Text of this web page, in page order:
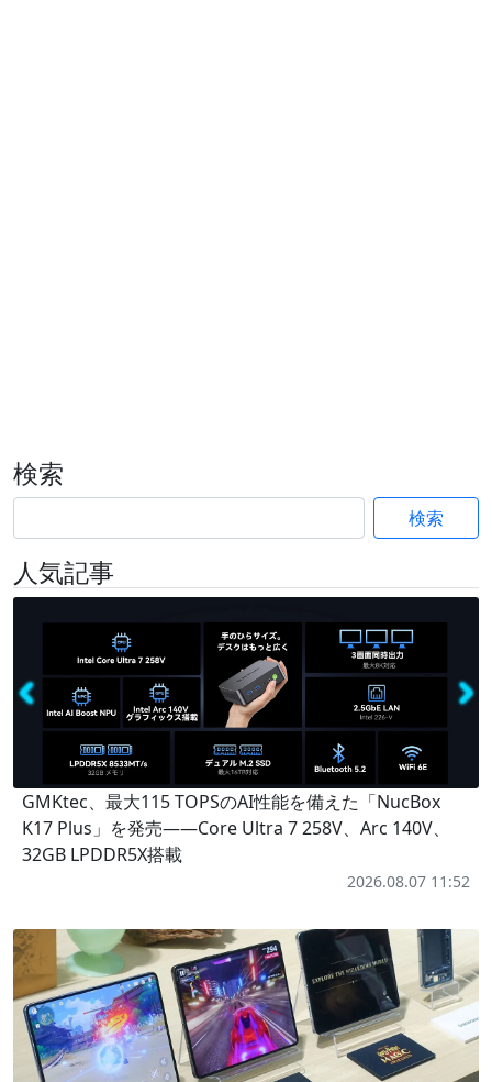
検索
検索
人気記事
GMKtec、最大115 TOPSのAI性能を備えた「NucBox
K17 Plus」を発売――Core Ultra 7 258V、Arc 140V、
32GB LPDDR5X搭載
2026.08.07 11:52